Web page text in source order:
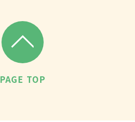
PAGE TOP